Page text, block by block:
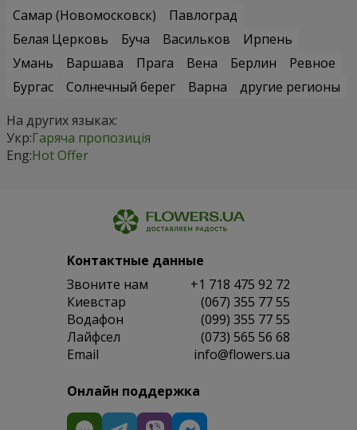
Самар (Новомосковск)
Павлоград
Белая Церковь
Буча Васильков
Ирпень
Умань
Варшава Прага Вена Берлин
Ревное
Бургас
Солнечный берег Варна
другие регионы
На других языках:
Укр:Гаряча пропозиція
Eng:Hot Offer
Контактные данные
Звоните нам
+1 718 475 92 72
Киевстар
(067) 355 77 55
Водафон
(099) 355 77 55
Лайфсел
(073) 565 56 68
Email
info@flowers.ua
Онлайн поддержка